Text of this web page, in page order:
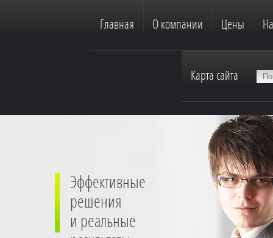
Главная О компании Цены
Карта сайта
Эффективные
решения
и реальные